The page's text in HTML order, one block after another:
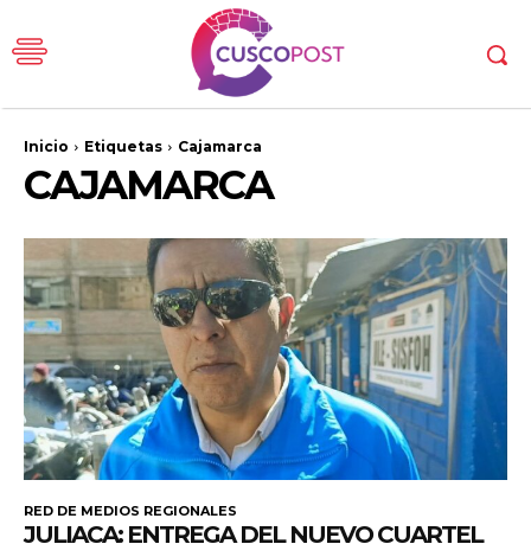
Inicio Etiquetas Cajamarca
CAJAMARCA
RED DE MEDIOS REGIONALES
JULIACA: ENTREGA DEL NUEVO CUARTEL